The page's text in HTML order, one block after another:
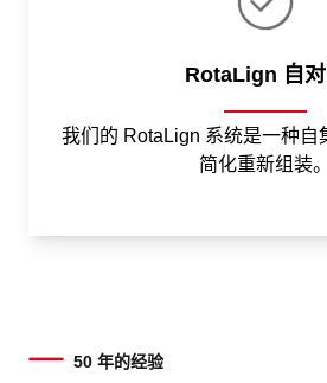
RotaLign 自
我们的 RotaLign 系统是一种自
简化重新组装。
50 年的经验